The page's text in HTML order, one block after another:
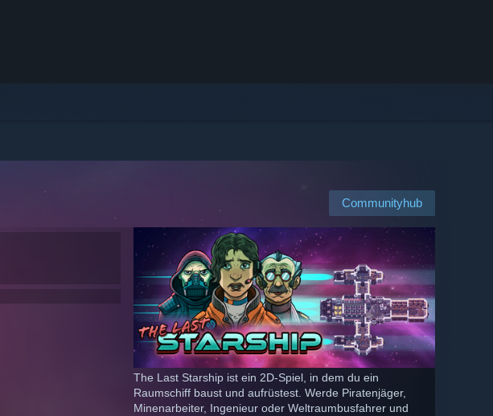
Communityhub
The Last Starship ist ein 2D-Spiel, in dem du ein
Raumschiff baust und aufrüstest. Werde Piratenjäger,
Minenarbeiter, Ingenieur oder Weltraumbusfahrer und